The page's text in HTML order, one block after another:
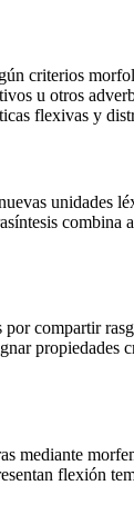
criterios
u otros
flexivas y
unidades
combina
por compartir
mediante
flexión